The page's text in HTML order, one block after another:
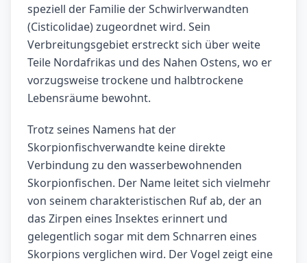
speziell der Familie der Schwirlverwandten
(Cisticolidae) zugeordnet wird. Sein
Verbreitungsgebiet erstreckt sich über weite
Teile Nordafrikas und des Nahen Ostens, wo er
vorzugsweise trockene und halbtrockene
Lebensräume bewohnt.
Trotz seines Namens hat der
Skorpionfischverwandte keine direkte
Verbindung zu den wasserbewohnenden
Skorpionfischen. Der Name leitet sich vielmehr
von seinem charakteristischen Ruf ab, der an
das Zirpen eines Insektes erinnert und
gelegentlich sogar mit dem Schnarren eines
Skorpions verglichen wird. Der Vogel zeigt eine